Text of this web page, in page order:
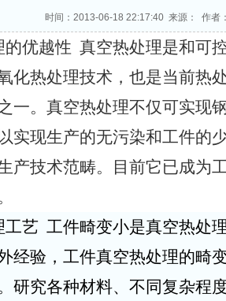
时间：2013-06-18 22:17:40 来源： 作者
的优越性 真空热处理是和可
化热处理技术，也是当前热
一。真空热处理不仅可实现
实现生产的无污染和工件的
产技术范畴。目前它已成为
工艺 工件畸变小是真空热处
经验，工件真空热处理的畸
研究各种材料、不同复杂程